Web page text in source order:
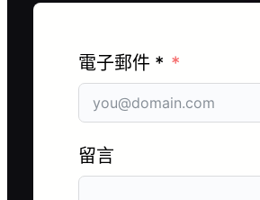
電子郵件 *
留言